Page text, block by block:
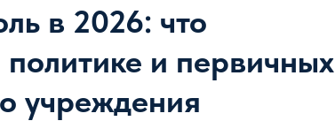
в 2026: что
и первичных
учреждения